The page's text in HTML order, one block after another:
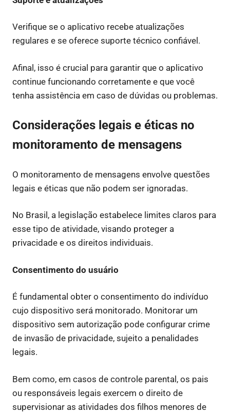
Verifique se o aplicativo recebe atualizações
regulares e se oferece suporte técnico confiável.
Afinal, isso é crucial para garantir que o aplicativo
continue funcionando corretamente e que você
tenha assistência em caso de dúvidas ou problemas.
Considerações legais e éticas no
monitoramento de mensagens
O monitoramento de mensagens envolve questões
legais e éticas que não podem ser ignoradas.
No Brasil, a legislação estabelece limites claros para
esse tipo de atividade, visando proteger a
privacidade e os direitos individuais.
Consentimento do usuário
É fundamental obter o consentimento do indivíduo
cujo dispositivo será monitorado. Monitorar um
dispositivo sem autorização pode configurar crime
de invasão de privacidade, sujeito a penalidades
legais.
Bem como, em casos de controle parental, os pais
ou responsáveis legais exercem o direito de
supervisionar as atividades dos filhos menores de